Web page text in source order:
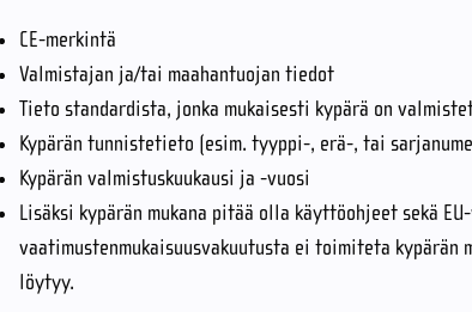
CE-merkintä
Valmistajan ja/tai maahantuojan tiedot
Tieto standardista, jonka mukaisesti kypärä on
Kypärän tunnistetieto (esim. tyyppi-, erä-, tai
Kypärän valmistuskuukausi ja -vuosi
Lisäksi kypärän mukana pitää olla käyttöohjeet sekä
vaatimustenmukaisuusvakuutusta ei toimiteta
löytyy.